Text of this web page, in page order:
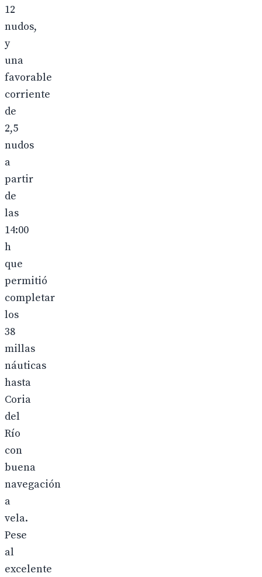
12
nudos,
y
una
favorable
corriente
de
2,5
nudos
a
partir
de
las
14:00
h
que
permitió
completar
los
38
millas
náuticas
hasta
Coria
del
Río
con
buena
navegación
a
vela.
Pese
al
excelente